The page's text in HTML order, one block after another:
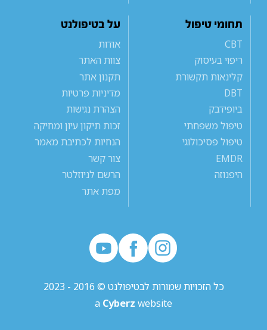
תחומי טיפול
CBT
ריפוי בעיסוק
קלינאות תקשורת
DBT
ביופידבק
טיפול משפחתי
טיפול פסיכולוגי
EMDR
היפנוזה
על בטיפולנט
אודות
צוות האתר
תקנון אתר
מדיניות פרטיות
הצהרת נגישות
זכות תיקון עיון ומחיקה
הנחיות לכתיבת מאמר
צור קשר
הרשם לניוזלטר
מפת אתר
כל הזכויות שמורות לבטיפולנט © 2016 - 2023
a Cyberz website